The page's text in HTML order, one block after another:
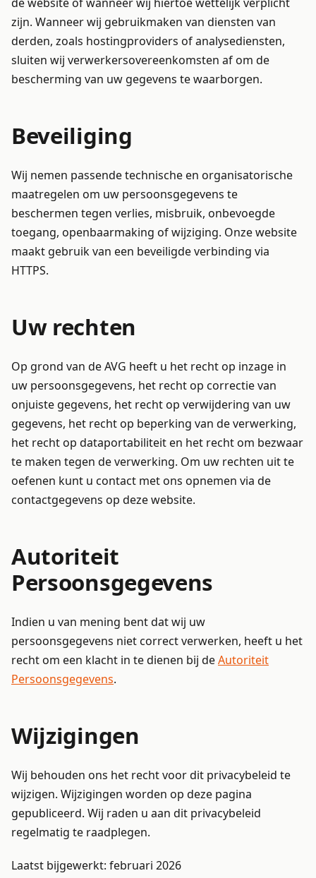
zijn. Wanneer wij gebruikmaken van diensten van
derden, zoals hostingproviders of analysediensten,
sluiten wij verwerkersovereenkomsten af om de
bescherming van uw gegevens te waarborgen.
Beveiliging
Wij nemen passende technische en organisatorische
maatregelen om uw persoonsgegevens te
beschermen tegen verlies, misbruik, onbevoegde
toegang, openbaarmaking of wijziging. Onze website
maakt gebruik van een beveiligde verbinding via
HTTPS.
Uw rechten
Op grond van de AVG heeft u het recht op inzage in
uw persoonsgegevens, het recht op correctie van
onjuiste gegevens, het recht op verwijdering van uw
gegevens, het recht op beperking van de verwerking,
het recht op dataportabiliteit en het recht om bezwaar
te maken tegen de verwerking. Om uw rechten uit te
oefenen kunt u contact met ons opnemen via de
contactgegevens op deze website.
Autoriteit
Persoonsgegevens
Indien u van mening bent dat wij uw
persoonsgegevens niet correct verwerken, heeft u het
recht om een klacht in te dienen bij deAutoriteit
Persoonsgegevens.
Wijzigingen
Wij behouden ons het recht voor dit privacybeleid te
wijzigen. Wijzigingen worden op deze pagina
gepubliceerd. Wij raden u aan dit privacybeleid
regelmatig te raadplegen.
Laatst bijgewerkt: februari 2026